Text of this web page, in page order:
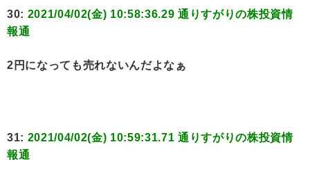
30: 2021/04/02(金) 10:58:36.29 通りすがりの株投資情
報通
2円になっても売れないんだよなぁ
31: 2021/04/02(金) 10:59:31.71 通りすがりの株投資情
報通